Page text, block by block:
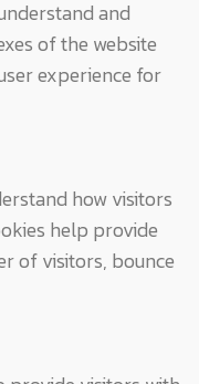
and
of the website
experience for
how visitors
help provide
of visitors, bounce